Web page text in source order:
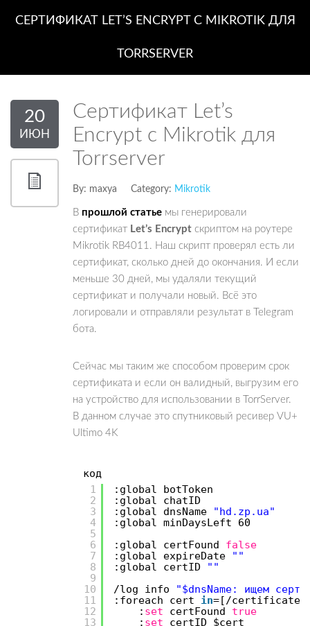
СЕРТИФИКАТ LET’S ENCRYPT С MIKROTIK ДЛЯ
TORRSERVER
20
ИЮН
Сертификат Let’s
Encrypt с Mikrotik для
Torrserver
By: maxya Category: Mikrotik
В прошлой статье мы генерировали
сертификат Let’s Encrypt скриптом на роутере
Mikrotik RB4011. Наш скрипт проверял есть ли
сертификат, сколько дней до окончания. И если
меньше 30 дней, мы удаляли текущий
сертификат и получали новый. Всё это
логировали и отправляли результат в Telegram
бота.
Сейчас мы таким же способом проверим срок
сертификата и если он валидный, выгрузим его
на устройство для использовании в TorrServer.
В данном случае это спутниковый ресивер VU+
Ultimo 4K
код
1
2
3
4
5
6
7
8
9
10
11
12
13
:global botToken
:global chatID
:global dnsName
"hd.zp.ua"
:global minDaysLeft 60
:global certFound false
:global expireDate
""
:global certID
""
/log
info
"$dnsName: ищем
:foreach cert in=[/certificate
: set certFound true
: set
certID $cert